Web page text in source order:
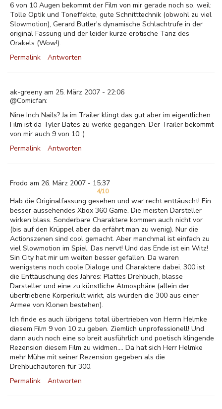
6 von 10 Augen bekommt der Film von mir gerade noch so, weil:
Tolle Optik und Toneffekte, gute Schnitttechnik (obwohl zu viel
Slowmotion), Gerard Butler's dynamische Schlachtrufe in der
original Fassung und der leider kurze erotische Tanz des
Orakels (Wow!).
Permalink
Antworten
ak-greeny am 25. März 2007 - 22:06
@Comicfan:
Nine Inch Nails? Ja im Trailer klingt das gut aber im eigentlichen
Film ist da Tyler Bates zu werke gegangen. Der Trailer bekommt
von mir auch 9 von 10 :)
Permalink
Antworten
Frodo am 26. März 2007 - 15:37
4/10
Hab die Originalfassung gesehen und war recht enttäuscht! Ein
besser aussehendes Xbox 360 Game. Die meisten Darsteller
wirken blass. Sonderbare Charaktere kommen auch nicht vor
(bis auf den Krüppel aber da erfährt man zu wenig). Nur die
Actionszenen sind cool gemacht. Aber manchmal ist einfach zu
viel Slowmotion im Spiel. Das nervt! Und das Ende ist ein Witz!
Sin City hat mir um weiten besser gefallen. Da waren
wenigstens noch coole Dialoge und Charaktere dabei. 300 ist
die Enttäuschung des Jahres: Plattes Drehbuch, blasse
Darsteller und eine zu künstliche Atmosphäre (allein der
übertriebene Körperkult wirkt, als würden die 300 aus einer
Armee von Klonen bestehen).
Ich finde es auch übrigens total übertrieben von Herrn Helmke
diesem Film 9 von 10 zu geben. Ziemlich unprofessionell! Und
dann auch noch eine so breit ausführlich und poetisch klingende
Rezension diesem Film zu widmen.... Da hat sich Herr Helmke
mehr Mühe mit seiner Rezension gegeben als die
Drehbuchautoren für 300.
Permalink
Antworten